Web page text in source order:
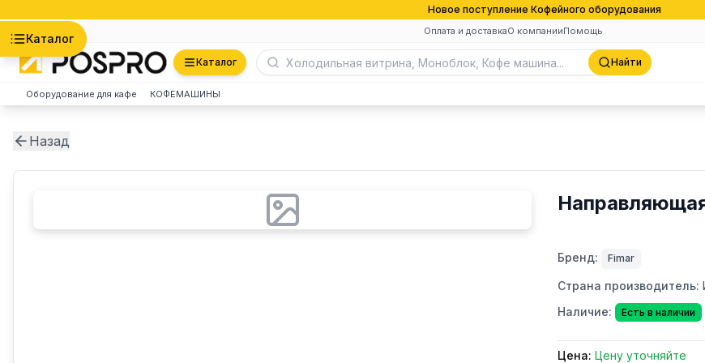
Новое поступление Кофейного оборудования
Оплата и доставкаО компанииПомощь
Каталог
Каталог Найти
Оборудование для кафе КОФЕМАШИНЫ
Назад
Бренд: Fimar
Страна производитель:
Наличие:
Есть в наличии
Цена: Цену уточняйте